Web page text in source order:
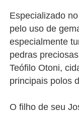
Especializado
pelo uso de
especialmente
pedras
Teófilo Otoni,
principais polos
O filho de seu